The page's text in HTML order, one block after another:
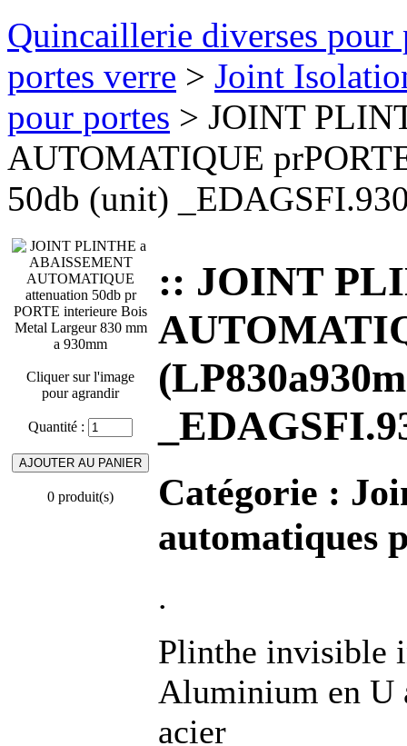
Quincaillerie diverses pour
portes verre > Joint
pour portes > JOINT
AUTOMATIQUE
50db (unit)
Cliquer sur l'image
pour agrandir
Quantité :
0 produit(s)
:: JOINT
Catégorie :
automatiques
.
Plinthe invisible
Aluminium en U
acier